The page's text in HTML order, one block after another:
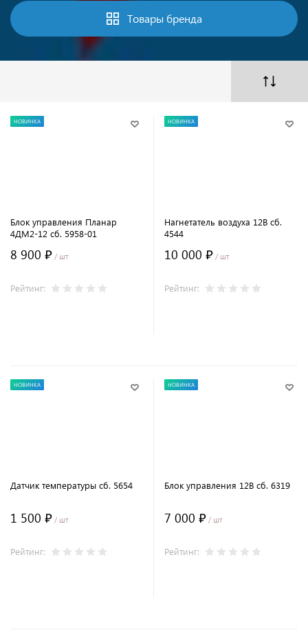
Товары бренда
НОВИНКА
Блок управления Планар
4ДМ2-12 сб. 5958-01
8 900 ₽ / шт
Рейтинг:
НОВИНКА
Нагнетатель воздуха 12В сб.
4544
10 000 ₽ / шт
Рейтинг:
НОВИНКА
Датчик температуры сб. 5654
1 500 ₽ / шт
Рейтинг:
НОВИНКА
Блок управления 12В сб. 6319
7 000 ₽ / шт
Рейтинг: